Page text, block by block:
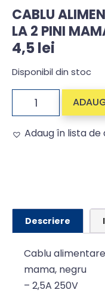
CABLU
LA 2 PINI
4,5lei
Disponibil din stoc
Adaug în lista de
Descriere
Cablu
mama, negru
– 2,5A 250V